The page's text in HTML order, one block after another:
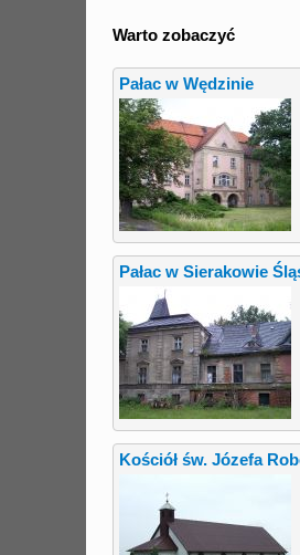
Warto zobaczyć
Pałac w Wędzinie
Pałac w Sierakowie
Kościół św. Józefa